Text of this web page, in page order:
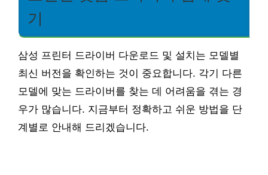
기
삼성 프린터 드라이버 다운로드 및 설치는 모델별
최신 버전을 확인하는 것이 중요합니다. 각기 다른
모델에 맞는 드라이버를 찾는 데 어려움을 겪는 경
우가 많습니다. 지금부터 정확하고 쉬운 방법을 단
계별로 안내해 드리겠습니다.